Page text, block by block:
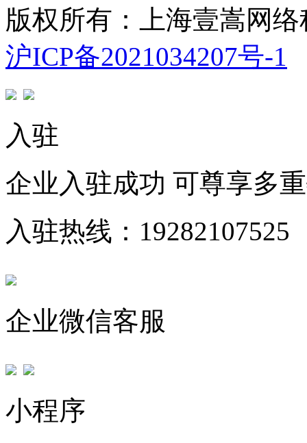
版权所有：上海壹嵩网
沪ICP备2021034207号-1
入驻
企业入驻成功 可尊享多
入驻热线：19282107525
企业微信客服
小程序